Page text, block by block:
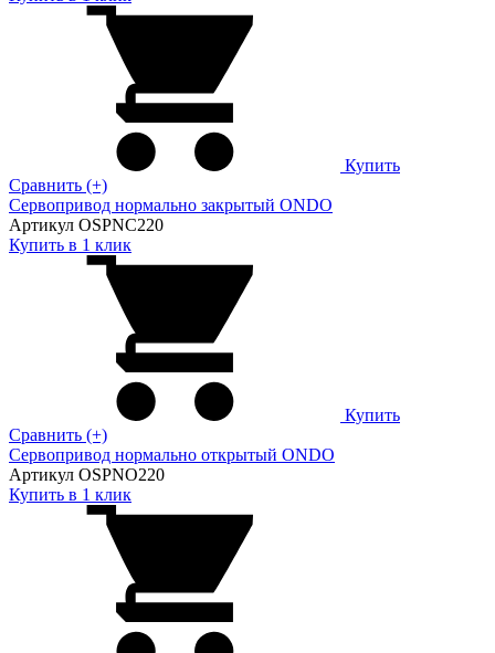
Купить
Сравнить (+)
Сервопривод нормально закрытый ONDO
Артикул OSPNC220
Купить в 1 клик
Купить
Сравнить (+)
Сервопривод нормально открытый ONDO
Артикул OSPNO220
Купить в 1 клик